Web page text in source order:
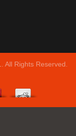
. All Rights Reserved.